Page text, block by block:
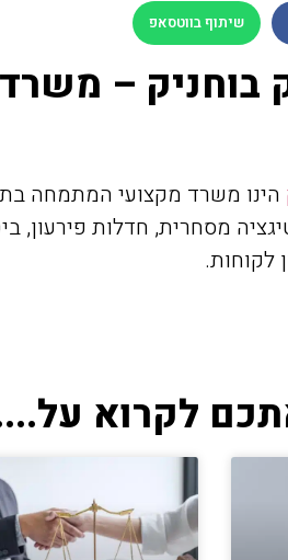
שיתוף בווטסאפ
בוחניק –
הינו משרד מקצועי המתמחה
מסחרית, חדלות פירעון,
לקוחות.
לקרוא